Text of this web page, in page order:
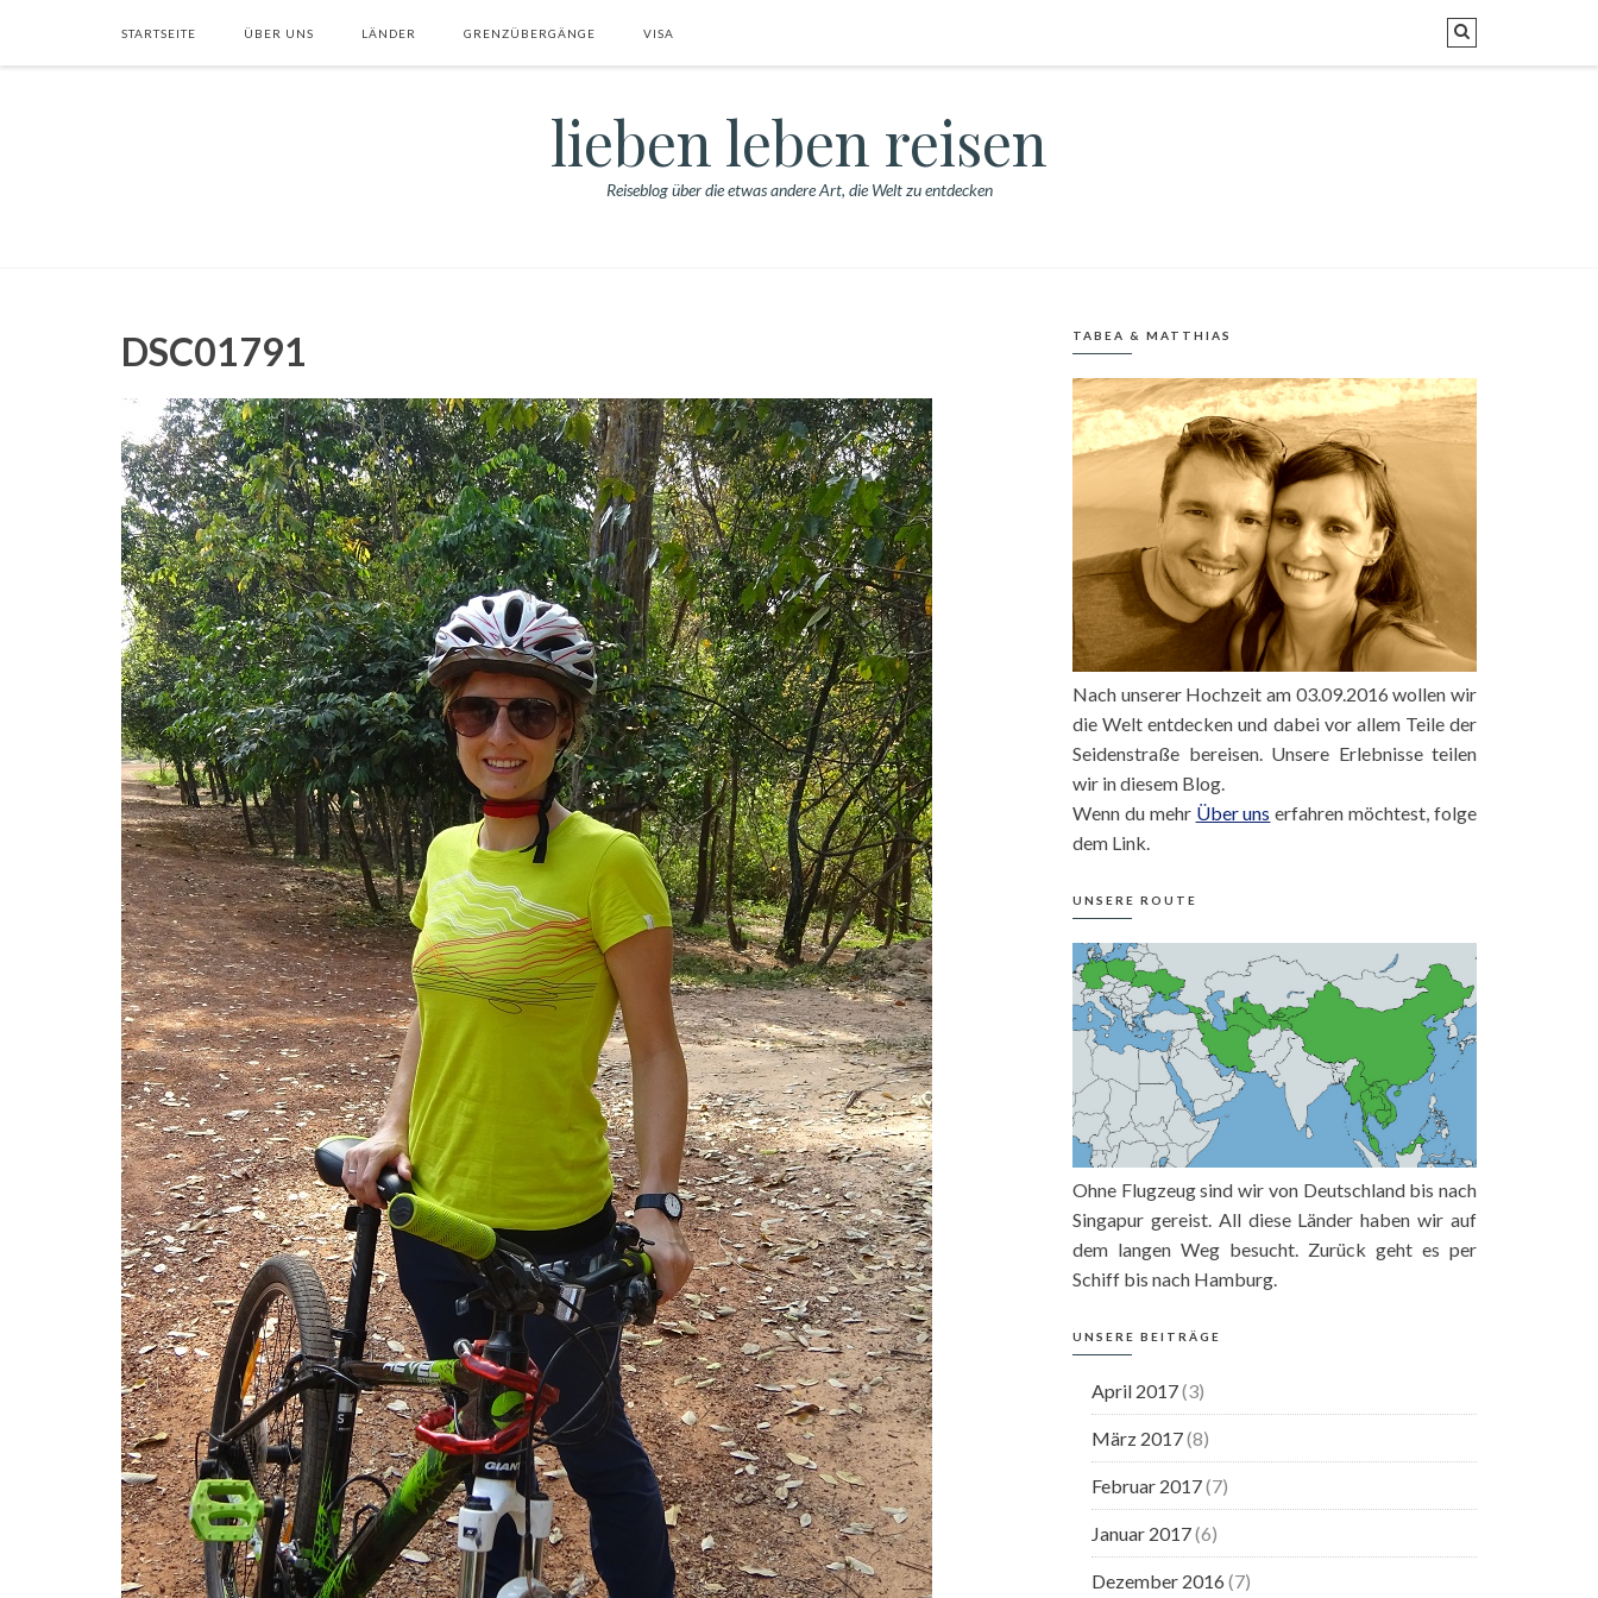
STARTSEITE ÜBER UNS LÄNDER GRENZÜBERGÄNGE VISA
lieben leben reisen
Reiseblog über die etwas andere Art, die Welt zu entdecken
DSC01791 TABEA & MATTHIAS
Nach unserer Hochzeit am 03.09.2016 wollen wir
die Welt entdecken und dabei vor allem Teile der
Seidenstraße bereisen. Unsere Erlebnisse teilen
wir in diesem Blog.
Wenn du mehr Über uns erfahren möchtest, folge
dem Link.
UNSERE ROUTE
Ohne Flugzeug sind wir von Deutschland bis nach
Singapur gereist. All diese Länder haben wir auf
dem langen Weg besucht. Zurück geht es per
Schiff bis nach Hamburg.
UNSERE BEITRÄGE
April 2017(3)
März 2017(8)
Februar 2017(7)
Januar 2017(6)
Dezember 2016 (7)